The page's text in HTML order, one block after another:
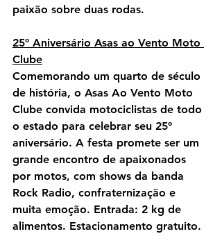
paixão sobre duas rodas.
25º Aniversário Asas ao Vento Moto
Clube
Comemorando um quarto de século
de história, o Asas Ao Vento Moto
Clube convida motociclistas de todo
o estado para celebrar seu 25º
aniversário. A festa promete ser um
grande encontro de apaixonados
por motos, com shows da banda
Rock Radio, confraternização e
muita emoção. Entrada: 2 kg de
alimentos. Estacionamento gratuito.